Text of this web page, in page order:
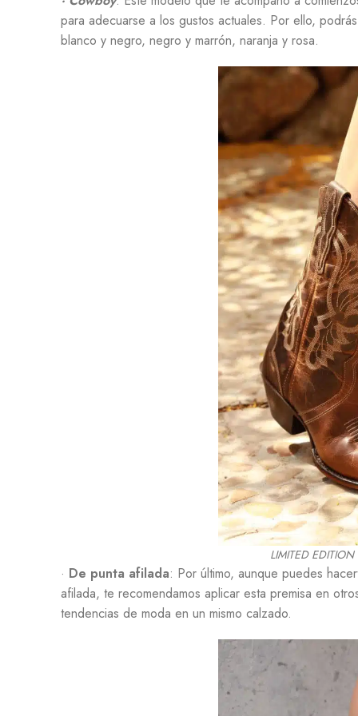
para adecuarse a los gustos actuales. Por ello,
blanco y negro, negro y marrón, naranja y rosa.
LIMITED
· De punta afilada: Por último, aunque puedes
afilada, te recomendamos aplicar esta premisa en
tendencias de moda en un mismo calzado.